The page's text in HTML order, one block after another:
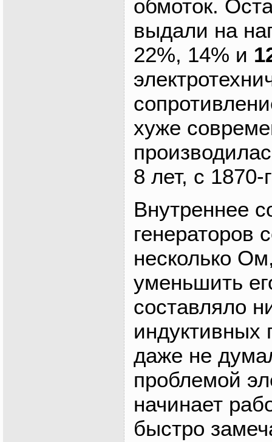
обмоток.
выдали на
22%, 14% и
хуже
8 лет, с 1870-
Внутреннее
генераторов
несколько
уменьшить
составляло
индуктивных
даже не
проблемой
начинает
быстро